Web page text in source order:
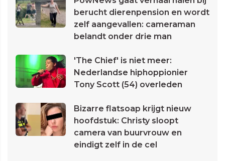
berucht dierenpension en wordt
zelf aangevallen: cameraman
belandt onder drie man
'The Chief' is niet meer:
Nederlandse hiphoppionier
Tony Scott (54) overleden
Bizarre flatsoap krijgt nieuw
hoofdstuk: Christy sloopt
camera van buurvrouw en
eindigt zelf in de cel